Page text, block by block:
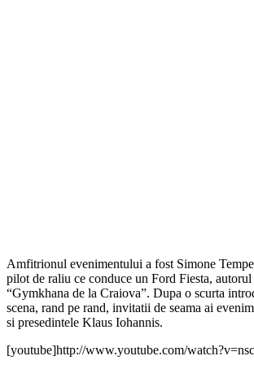
Amfitrionul evenimentului a fost Simone
pilot de raliu ce conduce un Ford Fiesta, autorul
“Gymkhana de la Craiova”. Dupa o scurta
scena, rand pe rand, invitatii de seama ai
si presedintele Klaus Iohannis.
[youtube]http://www.youtube.com/